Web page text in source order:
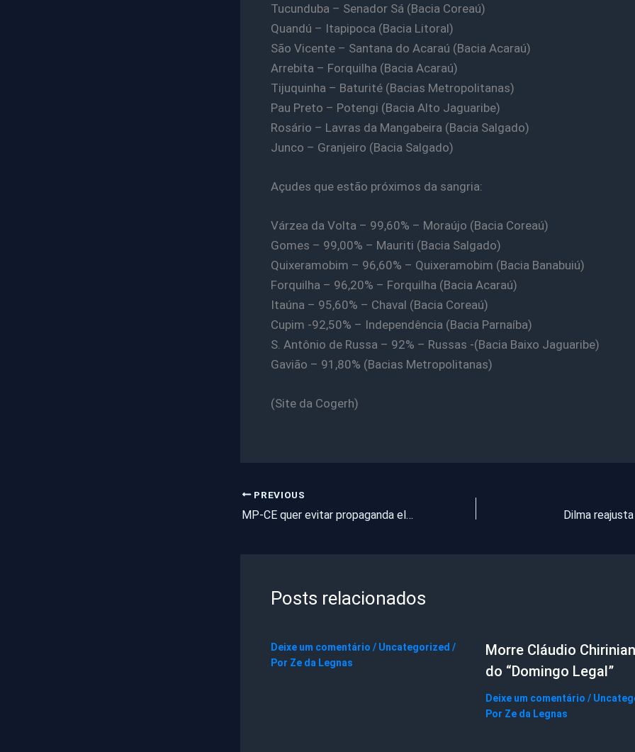
Tucunduba – Senador Sá (Bacia Coreaú)
Quandú – Itapipoca (Bacia Litoral)
São Vicente – Santana do Acaraú (Bacia Acaraú)
Arrebita – Forquilha (Bacia Acaraú)
Tijuquinha – Baturité (Bacias Metropolitanas)
Pau Preto – Potengi (Bacia Alto Jaguaribe)
Rosário – Lavras da Mangabeira (Bacia Salgado)
Junco – Granjeiro (Bacia Salgado)
Açudes que estão próximos da sangria:
Várzea da Volta – 99,60% – Moraújo (Bacia Coreaú)
Gomes – 99,00% – Mauriti (Bacia Salgado)
Quixeramobim – 96,60% – Quixeramobim (Bacia Banabuiú)
Forquilha – 96,20% – Forquilha (Bacia Acaraú)
Itaúna – 95,60% – Chaval (Bacia Coreaú)
Cupim -92,50% – Independência (Bacia Parnaíba)
S. Antônio de Russa – 92% – Russas -(Bacia Baixo Jaguaribe)
Gavião – 91,80% (Bacias Metropolitanas)
(Site da Cogerh)
PREVIOUS
MP-CE quer evitar propaganda eleitoral no Carnaval Dilma
Posts relacionados
Deixe um comentário / Uncategorized /
Por Ze da Legnas
Morre Cláudio
do “Domingo Legal”
Deixe um comentário /
Por Ze da Legnas